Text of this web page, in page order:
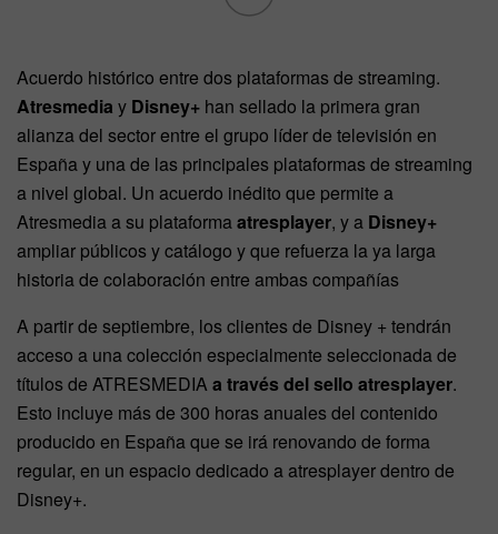
Acuerdo histórico entre dos plataformas de streaming.
Atresmedia y Disney+ han sellado la primera gran
alianza del sector entre el grupo líder de televisión en
España y una de las principales plataformas de streaming
a nivel global. Un acuerdo inédito que permite a
Atresmedia a su plataformaatresplayer, y a Disney+
ampliar públicos y catálogo y que refuerza la ya larga
historia de colaboración entre ambas compañías
A partir de septiembre, los clientes de Disney + tendrán
acceso a una colección especialmente seleccionada de
títulos de ATRESMEDIAa través del sello atresplayer.
Esto incluye más de 300 horas anuales del contenido
producido en España que se irá renovando de forma
regular, en un espacio dedicado a atresplayer dentro de
Disney+.